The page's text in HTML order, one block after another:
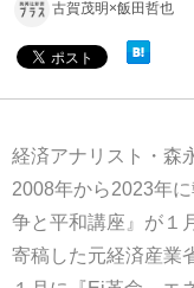
古賀茂明×飯田哲也
経済アナリスト・森
2008年から2023年
争と平和講座』が１
寄稿した元経済産業